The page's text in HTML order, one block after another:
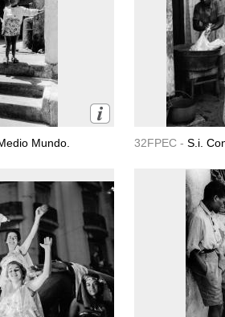
Mundo. 32FPEC - S.i.